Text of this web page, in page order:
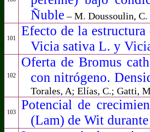
Ñuble – M. Doussoulin, C.
101
Efecto de la
Vicia sativa L. y
102
Oferta de Bromus
con nitrógeno.
Torales, A; Elías, C.; Gatti,
103
Potencial de
(Lam) de Wit